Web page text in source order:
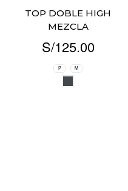
TOP DOBLE HIGH
MEZCLA
S/125.00
P M